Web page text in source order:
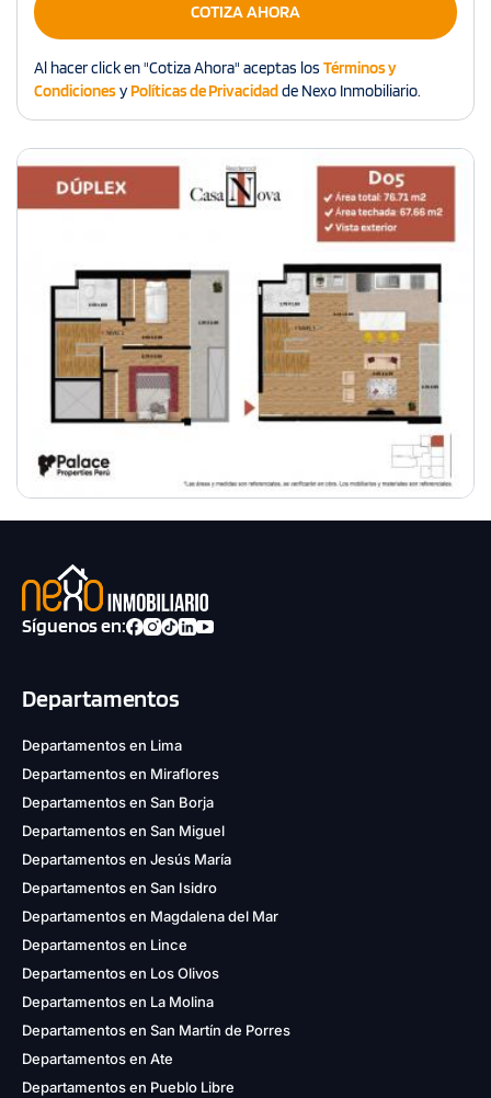
COTIZA AHORA
Al hacer click en "Cotiza Ahora" aceptas los Términos y
CondicionesyPolíticas de Privacidadde Nexo Inmobiliario.
Síguenos en:
Departamentos
Departamentos en Lima
Departamentos en Miraflores
Departamentos en San Borja
Departamentos en San Miguel
Departamentos en Jesús María
Departamentos en San Isidro
Departamentos en Magdalena del Mar
Departamentos en Lince
Departamentos en Los Olivos
Departamentos en La Molina
Departamentos en San Martín de Porres
Departamentos en Ate
Departamentos en Pueblo Libre